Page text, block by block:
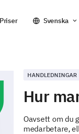
Priser Svenska
HANDLEDNINGAR
Hur
Oavsett om du
medarbetare,